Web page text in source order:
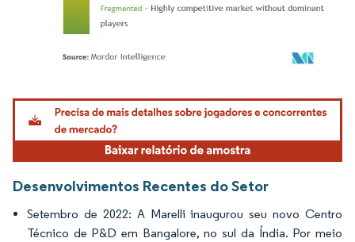
Imagem © Mordor Intelligence. O reuso requer atribuição conforme CC BY 4.0.
Desenvolvimentos Recentes do Setor
Setembro de 2022: A Marelli inaugurou seu novo Centro
Técnico de P&D em Bangalore, no sul da Índia. Por meio